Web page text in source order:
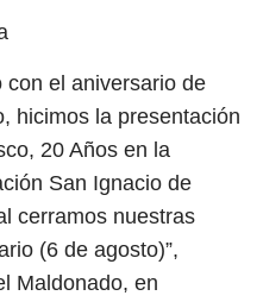
con el aniversario de
hicimos la presentación
20 Años en la
San Ignacio de
cerramos nuestras
(6 de agosto)”,
Maldonado, en